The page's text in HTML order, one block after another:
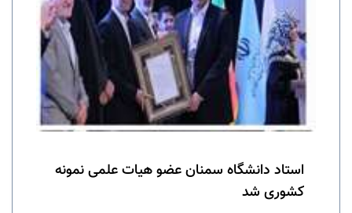
استاد دانشگاه سمنان عضو هیات علمی نمونه
کشوری شد